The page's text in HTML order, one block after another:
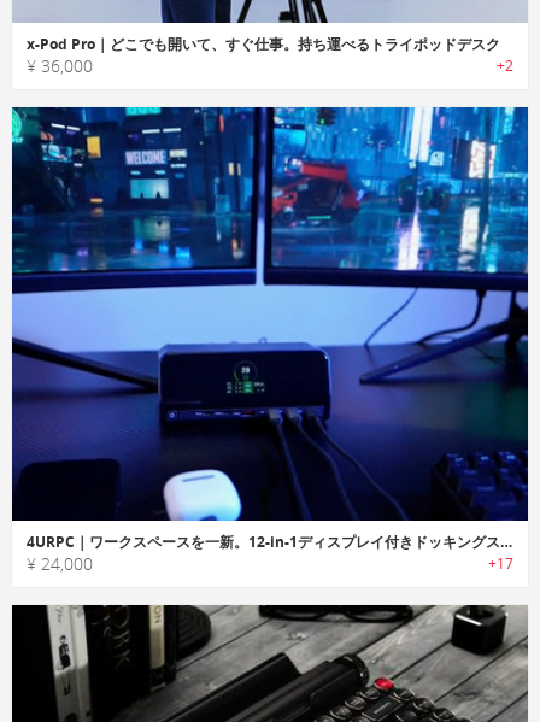
x-Pod Pro｜どこでも開いて、すぐ仕事。持ち運べるトライポッドデスク
¥ 36,000 +2
4URPC｜ワークスペースを一新。12-in-1ディスプレイ付きドッキングステーション
¥ 24,000 +17